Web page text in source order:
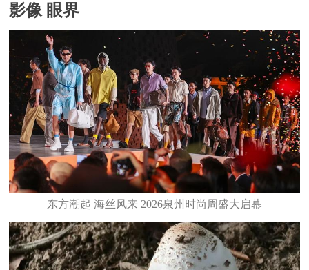
影像 眼界
东方潮起 海丝风来 2026泉州时尚周盛大启幕